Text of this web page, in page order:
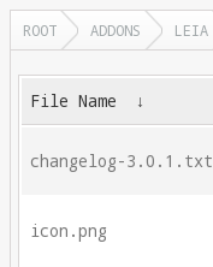
ROOT ADDONS LEIA
File Name ↓
changelog-3.0.1.txt
icon.png